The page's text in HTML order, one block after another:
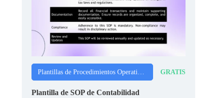
Plantillas de Procedimientos Operativos Estándar GRATIS
Plantilla de SOP de Contabilidad